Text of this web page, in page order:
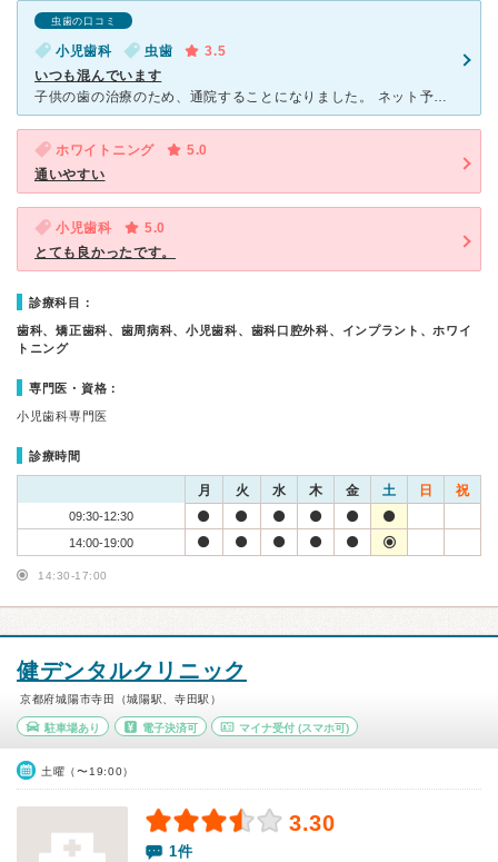
虫歯の口コミ
小児歯科 虫歯
3.5
いつも混んでいます
子供の歯の治療のため、通院することになりました。 ネット予約をしたところ、3日後に電話があり、1週間ほど早めに診れる日にちに変更していただけました。 ネット予約よりも電話予約の方がスムーズのようで
ホワイトニング
5.0
通いやすい
小児歯科
5.0
とても良かったです。
診療科目：
歯科、矯正歯科、歯周病科、小児歯科、歯科口腔外科、インプラント、ホワイ
トニング
専門医・資格：
小児歯科専門医
診療時間
月 火 水 木 金 土 日 祝
09:30-12:30
14:00-19:00
14:30-17:00
健デンタルクリニック
京都府城陽市寺田（城陽駅、寺田駅）
駐車場あり 電子決済可 マイナ受付 (スマホ可)
土曜（〜19:00）
3.30
1件